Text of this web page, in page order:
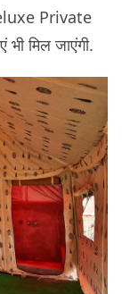
Private
मिल जाएंगी.